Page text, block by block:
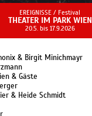
EREIGNISSE / Festival
THEATER IM PARK WIEN
20.5. bis 17.9.2026
& Birgit Minichmayr
& Gäste
& Heide Schmidt